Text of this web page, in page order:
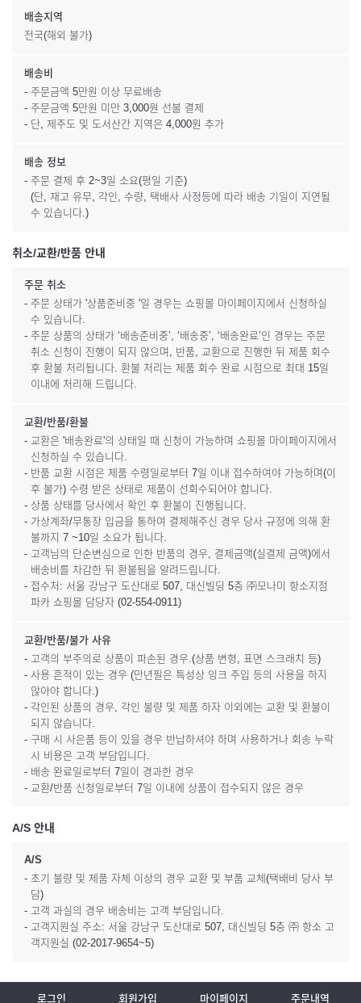
배송지역
전국(해외 불가)
배송비
- 주문금액 5만원 이상 무료배송
- 주문금액 5만원 미만 3,000원 선불 결제
- 단, 제주도 및 도서산간 지역은 4,000원 추가
배송 정보
- 주문 결제 후 2~3일 소요(평일 기준)
(단, 재고 유무, 각인, 수량, 택배사 사정등에 따라 배송 기일이 지연될
수 있습니다.)
취소/교환/반품 안내
주문 취소
- 주문 상태가 '상품준비중 '일 경우는 쇼핑몰 마이페이지에서 신청하실
수 있습니다.
- 주문 상품의 상태가 ‘배송준비중’, ‘배송중’, ‘배송완료’인 경우는 주문
취소 신청이 진행이 되지 않으며, 반품, 교환으로 진행한 뒤 제품 회수
후 환불 처리됩니다. 환불 처리는 제품 회수 완료 시점으로 최대 15일
이내에 처리해 드립니다.
교환/반품/환불
- 교환은 '배송완료'의 상태일 때 신청이 가능하며 쇼핑몰 마이페이지에서
신청하실 수 있습니다.
- 반품 교환 시점은 제품 수령일로부터 7일 이내 접수하여야 가능하며(이
후 불가) 수령 받은 상태로 제품이 선회수되어야 합니다.
- 상품 상태를 당사에서 확인 후 환불이 진행됩니다.
- 가상계좌/무통장 입금을 통하여 결제해주신 경우 당사 규정에 의해 환
불까지 7 ~10일 소요가 됩니다.
- 고객님의 단순변심으로 인한 반품의 경우, 결제금액(실결제 금액)에서
배송비를 차감한 뒤 환불됨을 알려드립니다.
- 접수처: 서울 강남구 도산대로 507, 대신빌딩 5층 ㈜모나미 항소지점
파카 쇼핑몰 담당자 (02-554-0911)
교환/반품/불가 사유
- 고객의 부주의로 상품이 파손된 경우.(상품 변형, 표면 스크래치 등)
- 사용 흔적이 있는 경우 (만년필은 특성상 잉크 주입 등의 사용을 하지
않아야 합니다.)
- 각인된 상품의 경우, 각인 불량 및 제품 하자 이외에는 교환 및 환불이
되지 않습니다.
- 구매 시 사은품 등이 있을 경우 반납하셔야 하며 사용하거나 회송 누락
시 비용은 고객 부담입니다.
- 배송 완료일로부터 7일이 경과한 경우
- 교환/반품 신청일로부터 7일 이내에 상품이 접수되지 않은 경우
A/S 안내
A/S
- 초기 불량 및 제품 자체 이상의 경우 교환 및 부품 교체(택배비 당사 부
담)
- 고객 과실의 경우 배송비는 고객 부담입니다.
- 고객지원실 주소: 서울 강남구 도산대로 507, 대신빌딩 5층 ㈜ 항소 고
객지원실 (02-2017-9654~5)
로그인 회원가입 마이페이지 주문내역